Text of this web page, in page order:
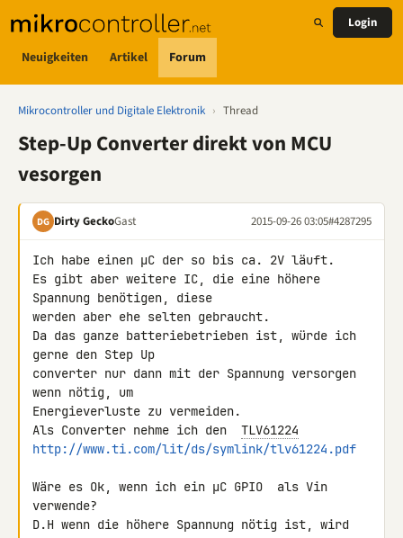
Neuigkeiten Artikel Forum
Login
Mikrocontroller und Digitale Elektronik › Thread
Step-Up Converter direkt von MCU
vesorgen
DG Dirty GeckoGast 2015-09-26 03:05#4287295
Ich habe einen µC der so bis ca. 2V läuft.
Es gibt aber weitere IC, die eine höhere
Spannung benötigen, diese
werden aber ehe selten gebraucht.
Da das ganze batteriebetrieben ist, würde ich
gerne den Step Up
converter nur dann mit der Spannung versorgen
wenn nötig, um
Energieverluste zu vermeiden.
Als Converter nehme ich den TLV61224
http://www.ti.com/lit/ds/symlink/tlv61224.pdf
Wäre es Ok, wenn ich ein µC GPIO  als Vin
verwende?
D.H wenn die höhere Spannung nötig ist, wird